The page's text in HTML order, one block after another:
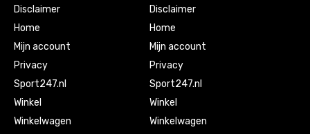
Disclaimer
Home
Mijn account
Privacy
Sport247.nl
Winkel
Winkelwagen
Disclaimer
Home
Mijn account
Privacy
Sport247.nl
Winkel
Winkelwagen